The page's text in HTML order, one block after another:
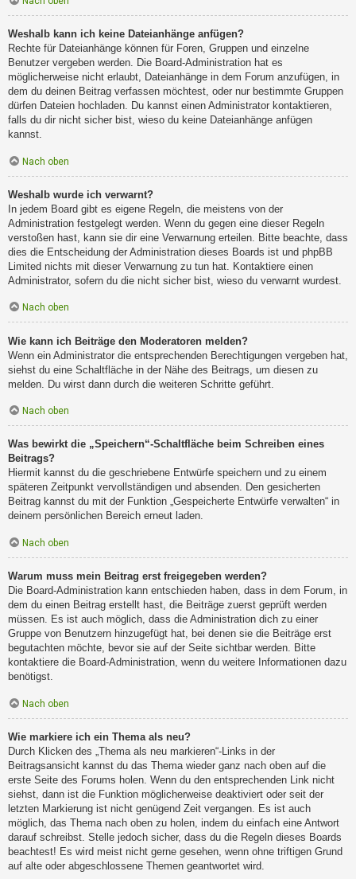
Weshalb kann ich keine Dateianhänge anfügen?
Rechte für Dateianhänge können für Foren, Gruppen und einzelne
Benutzer vergeben werden. Die Board-Administration hat es
möglicherweise nicht erlaubt, Dateianhänge in dem Forum anzufügen, in
dem du deinen Beitrag verfassen möchtest, oder nur bestimmte Gruppen
dürfen Dateien hochladen. Du kannst einen Administrator kontaktieren,
falls du dir nicht sicher bist, wieso du keine Dateianhänge anfügen
kannst.
Nach oben
Weshalb wurde ich verwarnt?
In jedem Board gibt es eigene Regeln, die meistens von der
Administration festgelegt werden. Wenn du gegen eine dieser Regeln
verstoßen hast, kann sie dir eine Verwarnung erteilen. Bitte beachte, dass
dies die Entscheidung der Administration dieses Boards ist und phpBB
Limited nichts mit dieser Verwarnung zu tun hat. Kontaktiere einen
Administrator, sofern du die nicht sicher bist, wieso du verwarnt wurdest.
Nach oben
Wie kann ich Beiträge den Moderatoren melden?
Wenn ein Administrator die entsprechenden Berechtigungen vergeben hat,
siehst du eine Schaltfläche in der Nähe des Beitrags, um diesen zu
melden. Du wirst dann durch die weiteren Schritte geführt.
Nach oben
Was bewirkt die „Speichern“-Schaltfläche beim Schreiben eines
Beitrags?
Hiermit kannst du die geschriebene Entwürfe speichern und zu einem
späteren Zeitpunkt vervollständigen und absenden. Den gesicherten
Beitrag kannst du mit der Funktion „Gespeicherte Entwürfe verwalten“ in
deinem persönlichen Bereich erneut laden.
Nach oben
Warum muss mein Beitrag erst freigegeben werden?
Die Board-Administration kann entschieden haben, dass in dem Forum, in
dem du einen Beitrag erstellt hast, die Beiträge zuerst geprüft werden
müssen. Es ist auch möglich, dass die Administration dich zu einer
Gruppe von Benutzern hinzugefügt hat, bei denen sie die Beiträge erst
begutachten möchte, bevor sie auf der Seite sichtbar werden. Bitte
kontaktiere die Board-Administration, wenn du weitere Informationen dazu
benötigst.
Nach oben
Wie markiere ich ein Thema als neu?
Durch Klicken des „Thema als neu markieren“-Links in der
Beitragsansicht kannst du das Thema wieder ganz nach oben auf die
erste Seite des Forums holen. Wenn du den entsprechenden Link nicht
siehst, dann ist die Funktion möglicherweise deaktiviert oder seit der
letzten Markierung ist nicht genügend Zeit vergangen. Es ist auch
möglich, das Thema nach oben zu holen, indem du einfach eine Antwort
darauf schreibst. Stelle jedoch sicher, dass du die Regeln dieses Boards
beachtest! Es wird meist nicht gerne gesehen, wenn ohne triftigen Grund
auf alte oder abgeschlossene Themen geantwortet wird.